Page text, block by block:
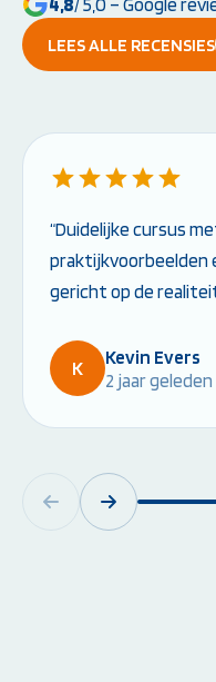
LEES ALLE RECENSIES
“Duidelijke cursus
praktijkvoorbeelden
gericht op de
K
Kevin Evers
2 jaar geleden